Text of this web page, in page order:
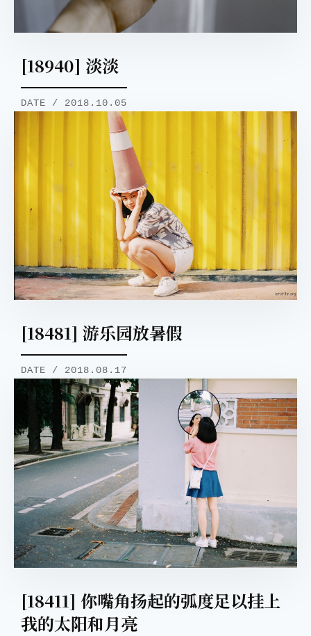
[18940] 淡淡
DATE / 2018.10.05
[18481] 游乐园放暑假
DATE / 2018.08.17
[18411] 你嘴角扬起的弧度足以挂上
我的太阳和月亮